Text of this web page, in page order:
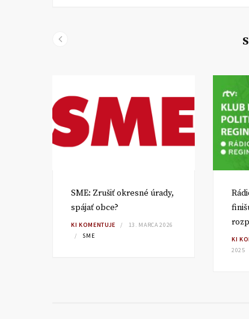
SME: Zrušiť okresné úrady,
spájať obce?
KI KOMENTUJE
13. MARCA 2026
SME
KI
2025